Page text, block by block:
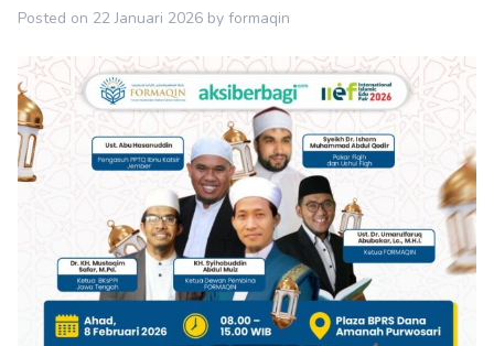
Posted on 22 Januari 2026 by formaqin